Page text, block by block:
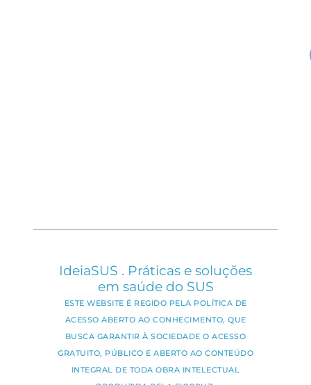
IdeiaSUS . Práticas e soluções
em saúde do SUS
ESTE WEBSITE É REGIDO PELA POLÍTICA DE
ACESSO ABERTO AO CONHECIMENTO, QUE
BUSCA GARANTIR À SOCIEDADE O ACESSO
GRATUITO, PÚBLICO E ABERTO AO CONTEÚDO
INTEGRAL DE TODA OBRA INTELECTUAL